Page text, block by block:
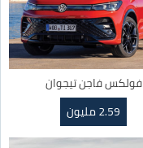
فولكس فاجن تيجوان
2.59 مليون